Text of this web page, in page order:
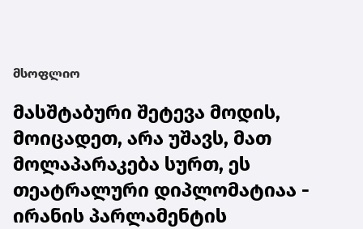
მსოფლიო
მასშტაბური შეტევა მოდის,
მოიცადეთ, არა უშავს, მათ
მოლაპარაკება სურთ, ეს
თეატრალური დიპლომატიაა -
ირანის პარლამენტის